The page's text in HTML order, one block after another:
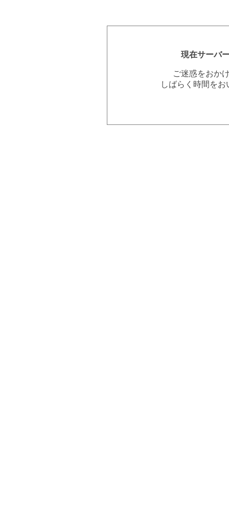
現在サーバ
ご迷惑をおか
しばらく時間を